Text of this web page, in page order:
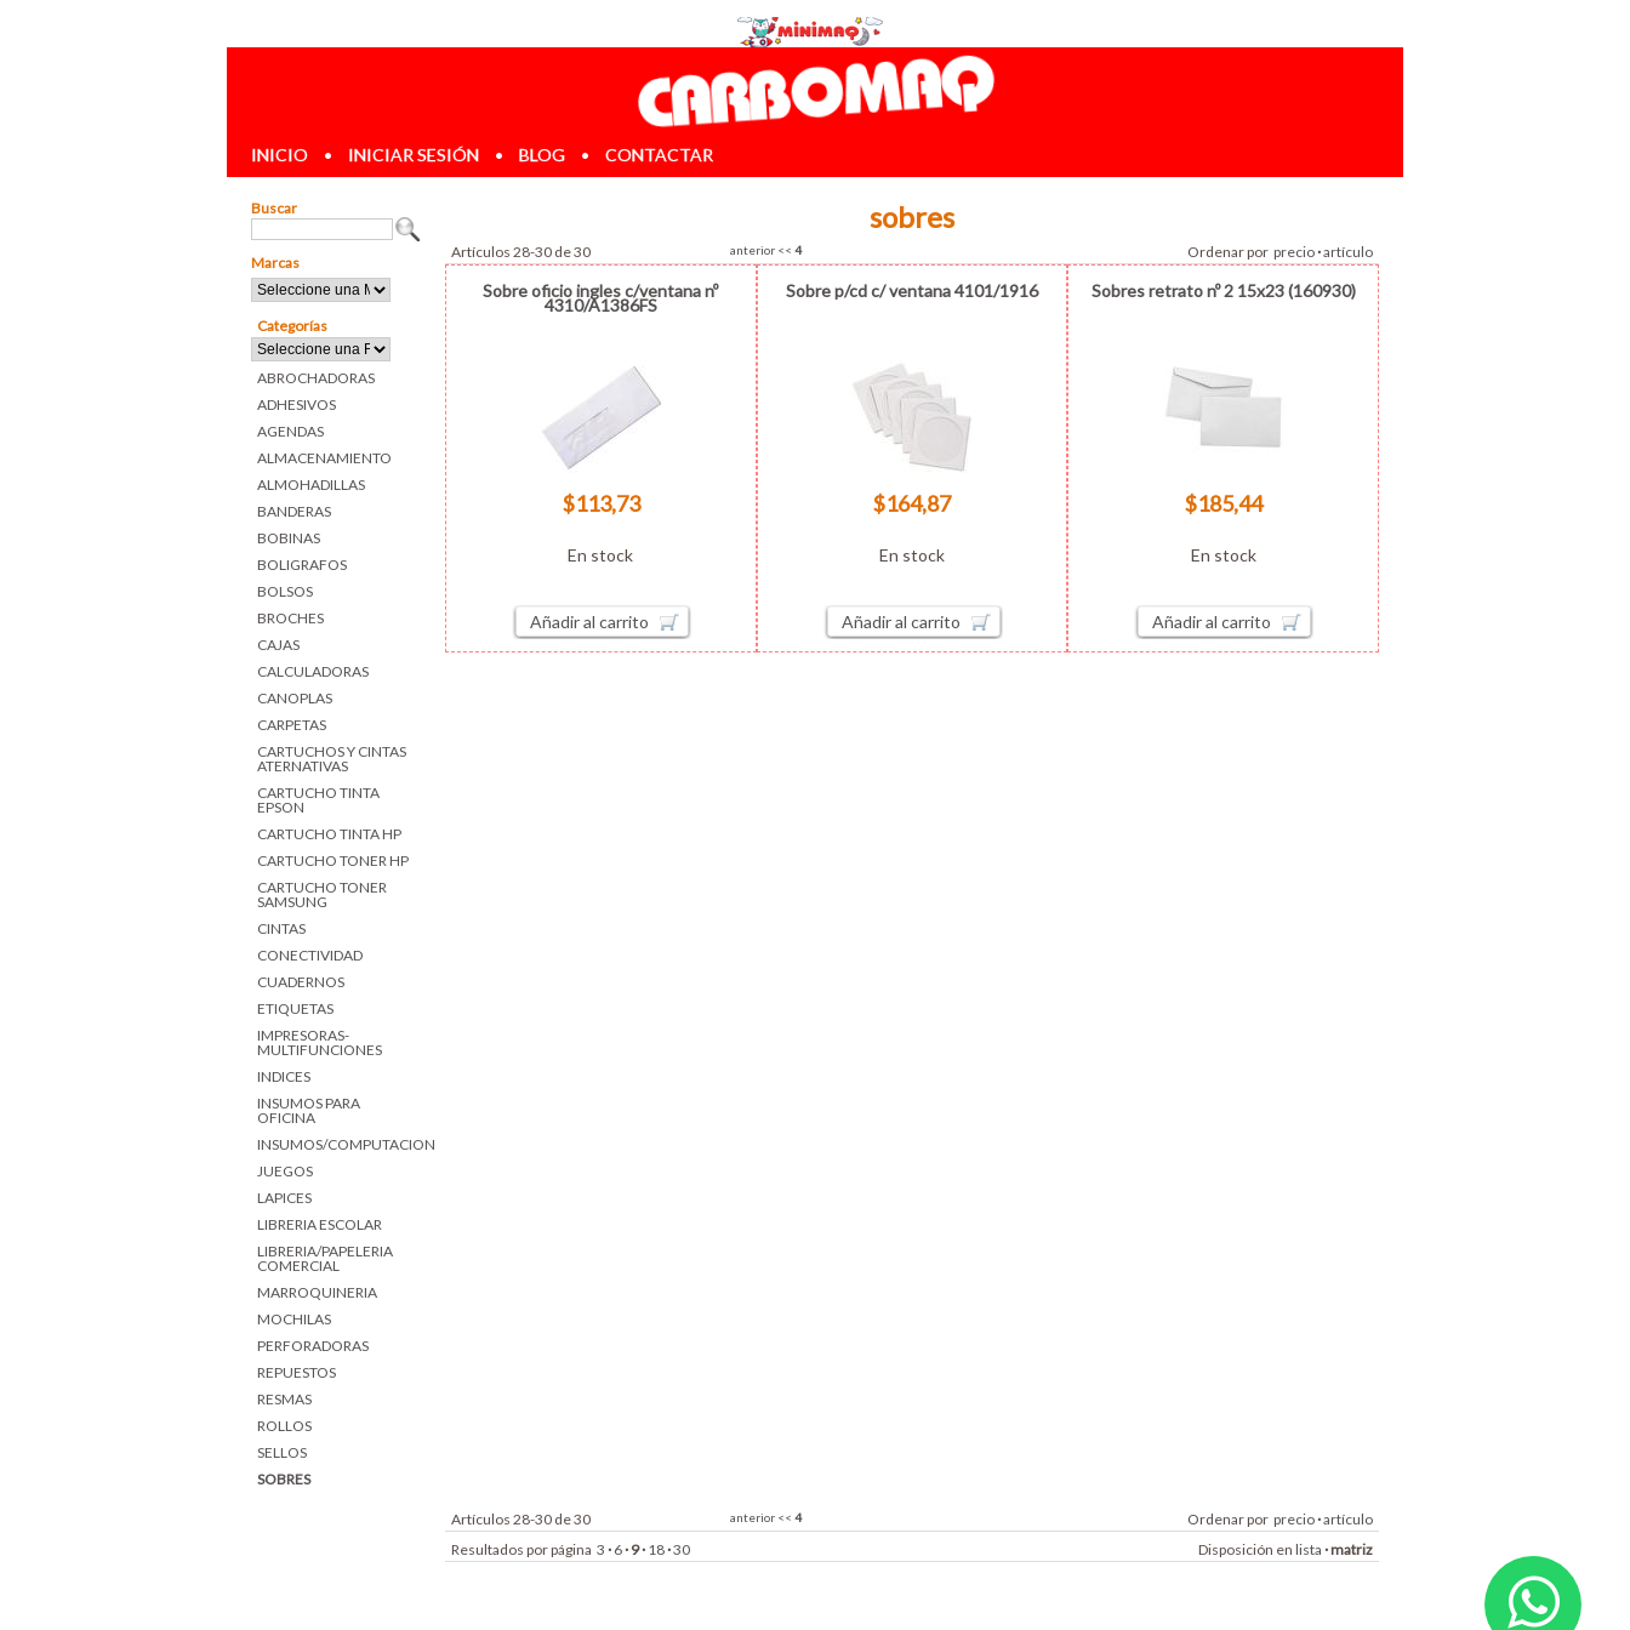
INICIO • INICIAR SESIÓN • BLOG • CONTACTAR
Buscar
Marcas
Categorías
ABROCHADORAS
ADHESIVOS
AGENDAS
ALMACENAMIENTO
ALMOHADILLAS
BANDERAS
BOBINAS
BOLIGRAFOS
BOLSOS
BROCHES
CAJAS
CALCULADORAS
CANOPLAS
CARPETAS
CARTUCHOS Y CINTAS
ATERNATIVAS
CARTUCHO TINTA
EPSON
CARTUCHO TINTA HP
CARTUCHO TONER HP
CARTUCHO TONER
SAMSUNG
CINTAS
CONECTIVIDAD
CUADERNOS
ETIQUETAS
IMPRESORAS-
MULTIFUNCIONES
INDICES
INSUMOS PARA
OFICINA
INSUMOS/COMPUTACION
JUEGOS
LAPICES
LIBRERIA ESCOLAR
LIBRERIA/PAPELERIA
COMERCIAL
MARROQUINERIA
MOCHILAS
PERFORADORAS
REPUESTOS
RESMAS
ROLLOS
SELLOS
SOBRES
sobres
Artículos 28-30 de 30 anterior << 4 Ordenar por precio·artículo
Sobre oficio ingles c/ventana nº
4310/A1386FS
$113,73
En stock
Añadir al carrito
Sobre p/cd c/ ventana 4101/1916
$164,87
En stock
Añadir al carrito
Sobres retrato nº 2 15x23 (160930)
$185,44
En stock
Añadir al carrito
Artículos 28-30 de 30 anterior << 4 Ordenar por precio·artículo
Resultados por página 3 · 6· 9· 18·30 Disposición en lista ·matriz